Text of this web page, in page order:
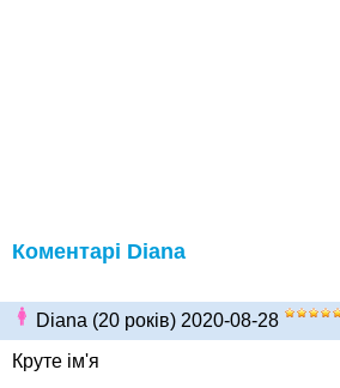
Коментарі Diana
Diana (20 років) 2020-08-28
Круте ім'я